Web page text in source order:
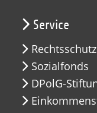
Service
Rechtsschutz
Sozialfonds
DPolG-